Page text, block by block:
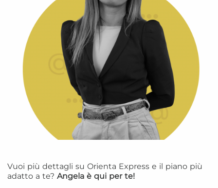
Vuoi più dettagli su Orienta Express e il piano più
adatto a te? Angela è qui per te!